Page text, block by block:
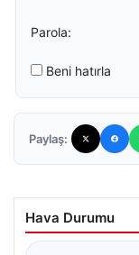
Parola:
Beni hatırla
Paylaş:
Hava Durumu